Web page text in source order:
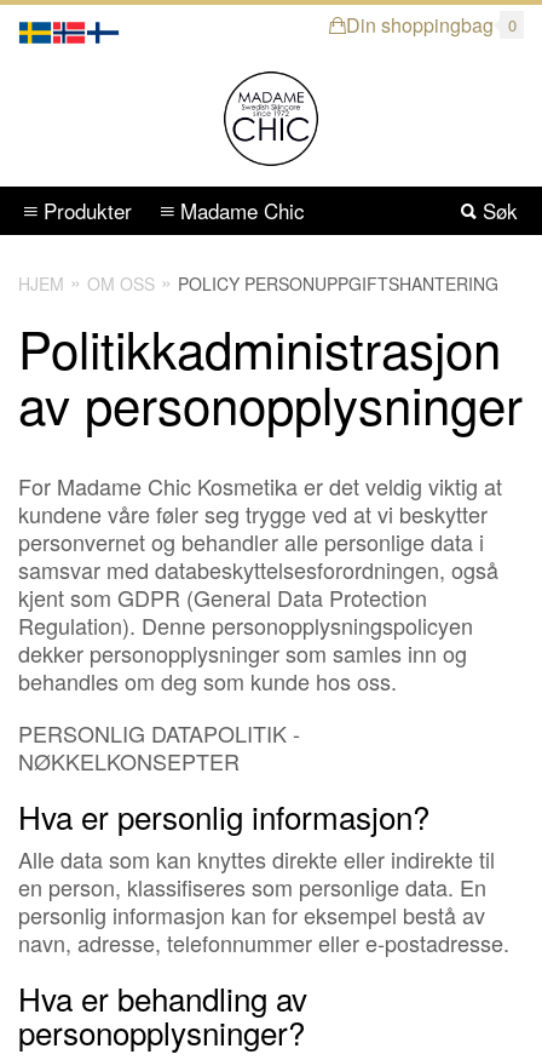
Din shoppingbag 0
Søk
Produkter Madame Chic
HJEM OM OSS POLICY PERSONUPPGIFTSHANTERING
Politikkadministrasjon
av personopplysninger
For Madame Chic Kosmetika er det veldig viktig at
kundene våre føler seg trygge ved at vi beskytter
personvernet og behandler alle personlige data i
samsvar med databeskyttelsesforordningen, også
kjent som GDPR (General Data Protection
Regulation). Denne personopplysningspolicyen
dekker personopplysninger som samles inn og
behandles om deg som kunde hos oss.
PERSONLIG DATAPOLITIK -
NØKKELKONSEPTER
Hva er personlig informasjon?
Alle data som kan knyttes direkte eller indirekte til
en person, klassifiseres som personlige data. En
personlig informasjon kan for eksempel bestå av
navn, adresse, telefonnummer eller e-postadresse.
Hva er behandling av
personopplysninger?